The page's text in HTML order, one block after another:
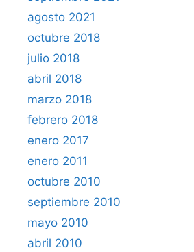
agosto 2021
octubre 2018
julio 2018
abril 2018
marzo 2018
febrero 2018
enero 2017
enero 2011
octubre 2010
septiembre 2010
mayo 2010
abril 2010